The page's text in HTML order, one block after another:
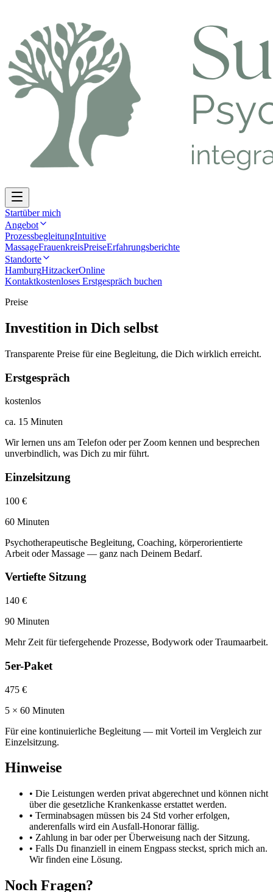
Startüber mich
Angebot
ProzessbegleitungIntuitive
MassageFrauenkreisPreiseErfahrungsberichte
Standorte
HamburgHitzackerOnline
Kontaktkostenloses Erstgespräch buchen
Preise
Investition in Dich selbst
Transparente Preise für eine Begleitung, die Dich wirklich erreicht.
Erstgespräch
kostenlos
ca. 15 Minuten
Wir lernen uns am Telefon oder per Zoom kennen und besprechen
unverbindlich, was Dich zu mir führt.
Einzelsitzung
100 €
60 Minuten
Psychotherapeutische Begleitung, Coaching, körperorientierte
Arbeit oder Massage — ganz nach Deinem Bedarf.
Vertiefte Sitzung
140 €
90 Minuten
Mehr Zeit für tiefergehende Prozesse, Bodywork oder Traumaarbeit.
5er-Paket
475 €
5 × 60 Minuten
Für eine kontinuierliche Begleitung — mit Vorteil im Vergleich zur
Einzelsitzung.
Hinweise
• Die Leistungen werden privat abgerechnet und können nicht
über die gesetzliche Krankenkasse erstattet werden.
• Terminabsagen müssen bis 24 Std vorher erfolgen,
anderenfalls wird ein Ausfall-Honorar fällig.
• Zahlung in bar oder per Überweisung nach der Sitzung.
• Falls Du finanziell in einem Engpass steckst, sprich mich an.
Wir finden eine Lösung.
Noch Fragen?